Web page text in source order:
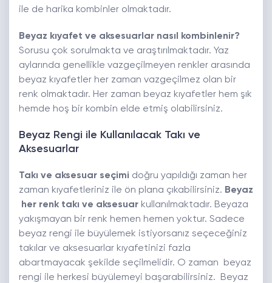
ile de harika kombinler olmaktadır.
Beyaz kıyafet ve aksesuarlar nasıl kombinlenir?
Sorusu çok sorulmakta ve araştırılmaktadır. Yaz
aylarında genellikle vazgeçilmeyen renkler arasında
beyaz kıyafetler her zaman vazgeçilmez olan bir
renk olmaktadır. Her zaman beyaz kıyafetler hem şık
hemde hoş bir kombin elde etmiş olabilirsiniz.
Beyaz Rengi ile Kullanılacak Takı ve
Aksesuarlar
Takı ve aksesuar seçimi doğru yapıldığı zaman her
zaman kıyafetleriniz ile ön plana çıkabilirsiniz. Beyaz
her renk takı ve aksesuar kullanılmaktadır. Beyaza
yakışmayan bir renk hemen hemen yoktur. Sadece
beyaz rengi ile büyülemek istiyorsanız seçeceğiniz
takılar ve aksesuarlar kıyafetinizi fazla
abartmayacak şekilde seçilmelidir. O zaman beyaz
rengi ile herkesi büyülemeyi başarabilirsiniz. Beyaz